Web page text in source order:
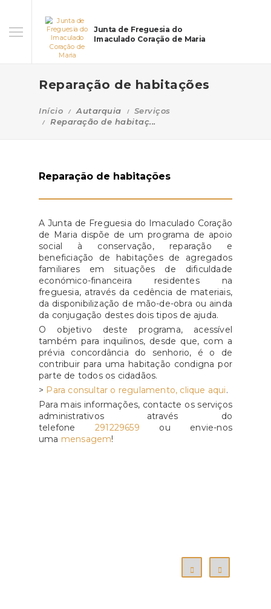
Junta de Freguesia do
Imaculado Coração de Maria
Reparação de habitações
Início Autarquia
Serviços
Reparação de habitaç...
Reparação de habitações
A Junta de Freguesia do Imaculado Coração
de Maria dispõe de um programa de apoio
social à conservação, reparação e
beneficiação de habitações de agregados
familiares em situações de dificuldade
económico-financeira residentes na
freguesia, através da cedência de materiais,
da disponibilização de mão-de-obra ou ainda
da conjugação destes dois tipos de ajuda.
O objetivo deste programa, acessível
também para inquilinos, desde que, com a
prévia concordância do senhorio, é o de
contribuir para uma habitação condigna por
parte de todos os cidadãos.
> Para consultar o regulamento, clique aqui.
Para mais informações, contacte os serviços
administrativos através do
telefone291229659 ou envie-nos
uma mensagem!